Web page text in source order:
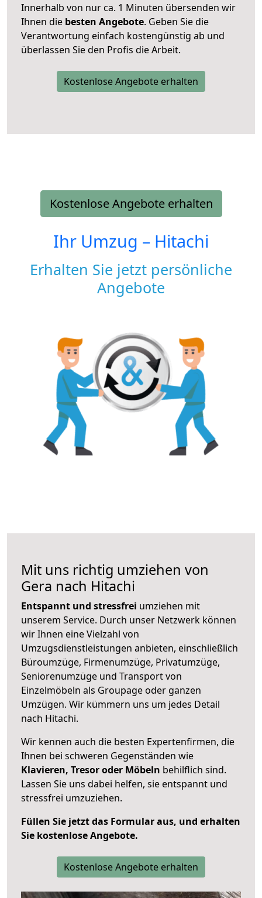
Innerhalb von nur ca. 1 Minuten übersenden wir
Ihnen die besten Angebote. Geben Sie die
Verantwortung einfach kostengünstig ab und
überlassen Sie den Profis die Arbeit.
Kostenlose Angebote erhalten
Kostenlose Angebote erhalten
Ihr Umzug – Hitachi
Erhalten Sie jetzt persönliche
Angebote
Mit uns richtig umziehen von
Gera nach Hitachi
Entspannt und stressfrei umziehen mit
unserem Service. Durch unser Netzwerk können
wir Ihnen eine Vielzahl von
Umzugsdienstleistungen anbieten, einschließlich
Büroumzüge, Firmenumzüge, Privatumzüge,
Seniorenumzüge und Transport von
Einzelmöbeln als Groupage oder ganzen
Umzügen. Wir kümmern uns um jedes Detail
nach Hitachi.
Wir kennen auch die besten Expertenfirmen, die
Ihnen bei schweren Gegenständen wie
Klavieren, Tresor oder Möbeln behilflich sind.
Lassen Sie uns dabei helfen, sie entspannt und
stressfrei umzuziehen.
Füllen Sie jetzt das Formular aus, und erhalten
Sie kostenlose Angebote.
Kostenlose Angebote erhalten